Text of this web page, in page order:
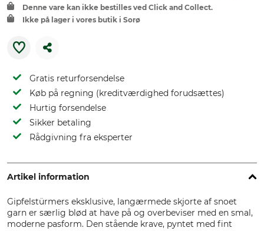
Denne vare kan ikke bestilles ved Click and Collect.
Ikke på lager i vores butik i Sorø
Gratis returforsendelse
Køb på regning (kreditværdighed forudsættes)
Hurtig forsendelse
Sikker betaling
Rådgivning fra eksperter
Artikel information
Gipfelstürmers eksklusive, langærmede skjorte af snoet
garn er særlig blød at have på og overbeviser med en smal,
moderne pasform. Den stående krave, pyntet med fint